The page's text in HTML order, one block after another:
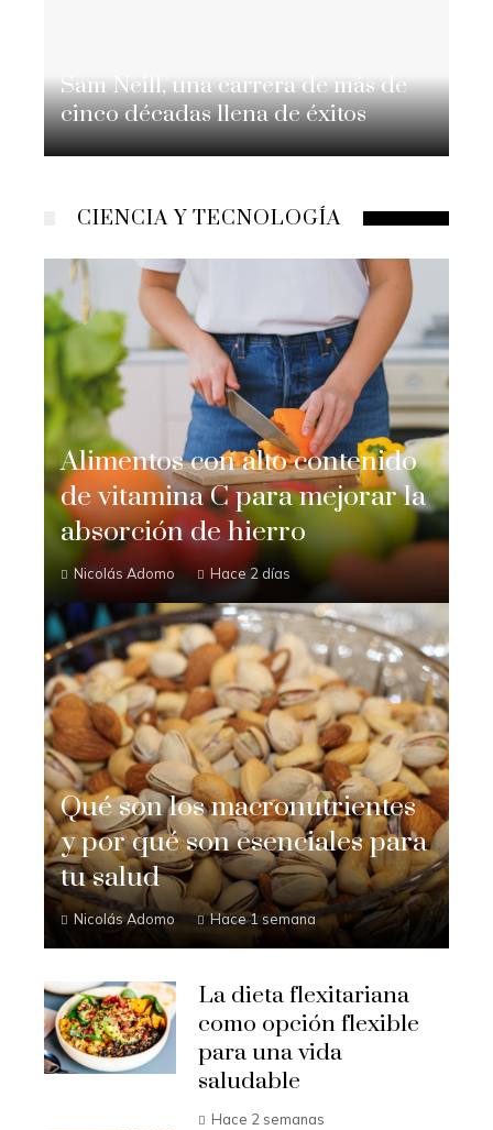
Sam Neill, una carrera de más de
cinco décadas llena de éxitos
Nicolás Adomo Hace 4 semanas
CIENCIA Y TECNOLOGÍA
Alimentos con alto contenido
de vitamina C para mejorar la
absorción de hierro
Nicolás Adomo Hace 2 días
Qué son los macronutrientes
y por qué son esenciales para
tu salud
Nicolás Adomo Hace 1 semana
La dieta flexitariana
como opción flexible
para una vida
saludable
Hace 2 semanas